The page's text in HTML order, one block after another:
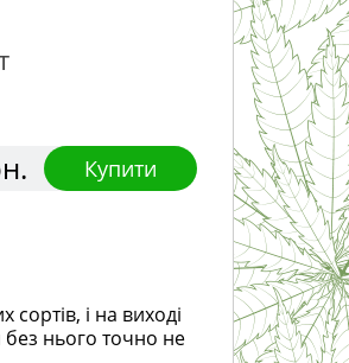
Купити
і на виході
нього точно не